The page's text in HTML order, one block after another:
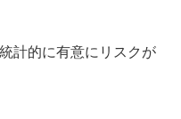
計的に有意にリスクが